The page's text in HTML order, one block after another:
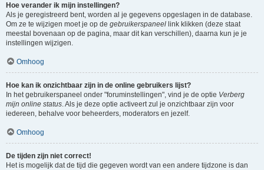
Hoe verander ik mijn instellingen?
Als je geregistreerd bent, worden al je gegevens opgeslagen in de database.
Om ze te wijzigen moet je op de gebruikerspaneel link klikken (deze staat
meestal bovenaan op de pagina, maar dit kan verschillen), daarna kun je je
instellingen wijzigen.
Omhoog
Hoe kan ik onzichtbaar zijn in de online gebruikers lijst?
In het gebruikerspaneel onder "foruminstellingen", vind je de optie Verberg
mijn online status. Als je deze optie activeert zul je onzichtbaar zijn voor
iedereen, behalve voor beheerders, moderators en jezelf.
Omhoog
De tijden zijn niet correct!
Het is mogelijk dat de tijd die gegeven wordt van een andere tijdzone is dan